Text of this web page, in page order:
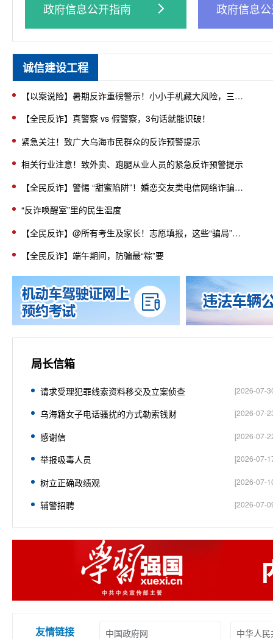
政府信息公开指南 政府信息
诚信建设工程
【以案说险】暑期反诈重磅警示！小小手机藏大风险，三起游戏诈骗案最高被骗19万元
【全民反诈】真警察 vs 假警察，3句话就能识破！
紧急关注！致广大乌海市民群众的反诈预警提示
相关行业注意！致外卖、跑腿从业人员的紧急反诈预警提示
【全民反诈】警惕 “甜蜜陷阱”！婚恋交友类电信网络诈骗预警
“反诈唤醒室”里的民生温度
【全民反诈】@所有考生及家长！志愿填报，这些“骗局”要警惕！
【全民反诈】端午期间，防骗最“粽”要
局长信箱
[2026-07-
请求受理犯罪线索资料移交及立案侦查
[2026-07-
乌海籍女子电话骚扰的方式勒索钱财
[2026-07-
感谢信
[2026-07-
举报吸毒人员
[2026-07-
树立正确政绩观
[2026-07-
辅警招聘
友情链接 中国政府网 中华人